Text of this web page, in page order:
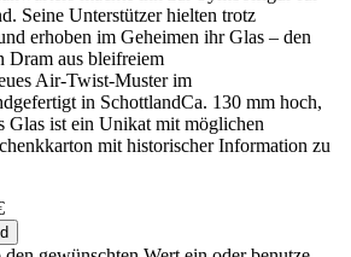
Seine Unterstützer hielten trotz
erhoben im Geheimen ihr Glas – den
Dram aus bleifreiem
Air-Twist-Muster im
in SchottlandCa. 130 mm hoch,
Glas ist ein Unikat mit möglichen
mit historischer Information zu